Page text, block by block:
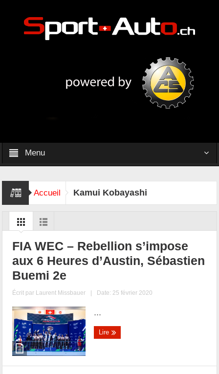
Menu
Accueil Kamui Kobayashi
FIA WEC – Rebellion s’impose
aux 6 Heures d’Austin, Sébastien
Buemi 2e
Écrit par Laurent Missbauer | Date: 25 février 2020
...
Lire